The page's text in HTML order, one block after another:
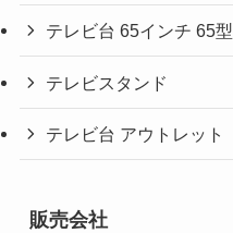
テレビ台 65インチ 65型
テレビスタンド
テレビ台 アウトレット
販売会社